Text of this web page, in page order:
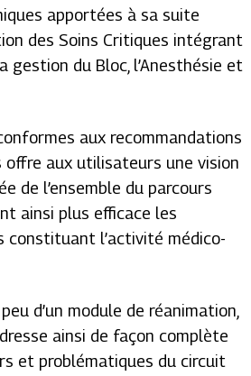
apportées à sa suite
des Soins Critiques intégrant
gestion du Bloc, l’Anesthésie et
aux recommandations
offre aux utilisateurs une vision
de l’ensemble du parcours
ainsi plus efficace les
constituant l’activité médico-
d’un module de réanimation,
ainsi de façon complète
et problématiques du circuit